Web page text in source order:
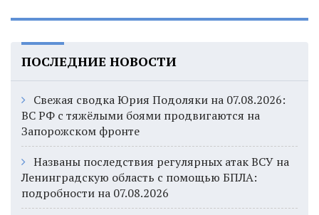
ПОСЛЕДНИЕ НОВОСТИ
Свежая сводка Юрия Подоляки на 07.08.2026:
ВС РФ с тяжёлыми боями продвигаются на
Запорожском фронте
Названы последствия регулярных атак ВСУ на
Ленинградскую область с помощью БПЛА:
подробности на 07.08.2026